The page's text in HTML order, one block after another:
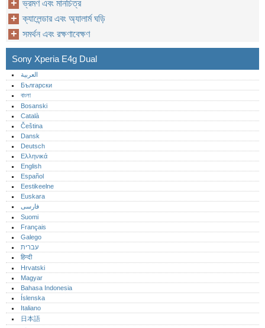
ভ্রমণ এবং মানচিত্র
ক্যালেন্ডার এবং অ্যালার্ম ঘড়ি
সমর্থন এবং রক্ষণাবেক্ষণ
Sony Xperia E4g Dual
العربية
Български
বাংলা
Bosanski
Català
Čeština
Dansk
Deutsch
Ελληνικά
English
Español
Eestikeelne
Euskara
فارسی
Suomi
Français
Galego
עברית
हिन्दी
Hrvatski
Magyar
Bahasa Indonesia
Íslenska
Italiano
日本語